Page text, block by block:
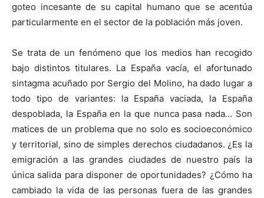
goteo incesante de su capital humano que se acentúa
particularmente en el sector de la población más joven.
Se trata de un fenómeno que los medios han recogido
bajo distintos titulares. La España vacía, el afortunado
sintagma acuñado por Sergio del Molino, ha dado lugar a
todo tipo de variantes: la España vaciada, la España
despoblada, la España en la que nunca pasa nada… Son
matices de un problema que no solo es socioeconómico
y territorial, sino de simples derechos ciudadanos. ¿Es la
emigración a las grandes ciudades de nuestro país la
única salida para disponer de oportunidades? ¿Cómo ha
cambiado la vida de las personas fuera de las grandes